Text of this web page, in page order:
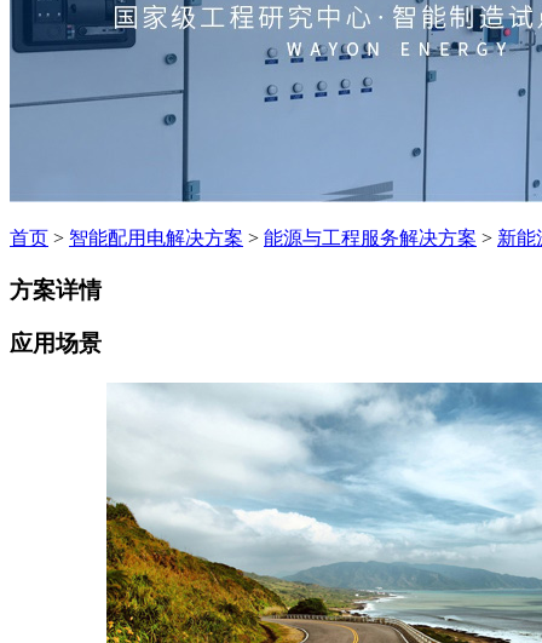
首页 > 智能配用电解决方案 > 能源与工程服务解决方案 > 新能
方案详情
应用场景